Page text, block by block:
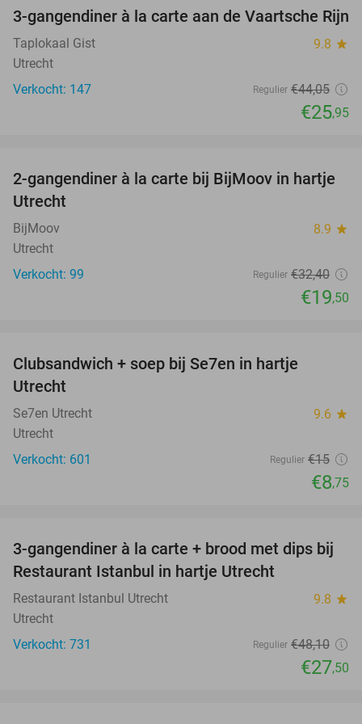
41%
3-gangendiner à la carte aan de Vaartsche Rijn
Taplokaal Gist 9.8 star
Utrecht
Verkocht: 147
Regulier €44,05
€25,95
40%
2-gangendiner à la carte bij BijMoov in hartje
Utrecht
BijMoov 8.9 star
Utrecht
Verkocht: 99
Regulier €32,40
€19,50
Clubsandwich + soep bij Se7en in hartje
Utrecht
Se7en Utrecht 9.6 star
Utrecht
Verkocht: 601
Regulier €15
€8,75
43%
3-gangendiner à la carte + brood met dips bij
Restaurant Istanbul in hartje Utrecht
Restaurant Istanbul Utrecht 9.8 star
Utrecht
Verkocht: 731
Regulier €48,10
€27,50